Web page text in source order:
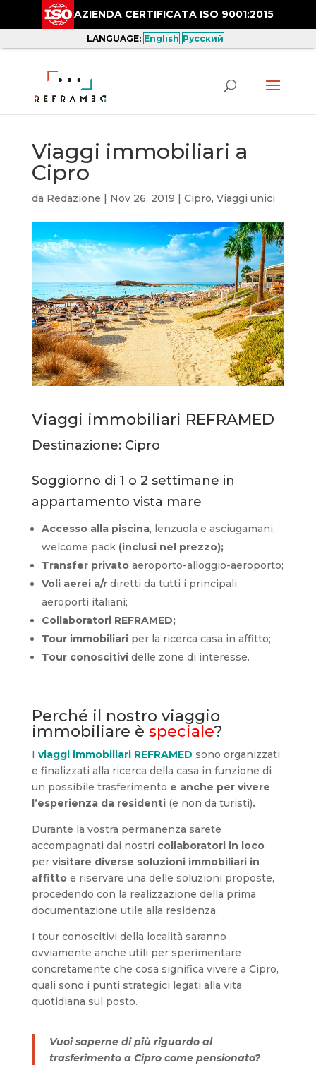
Viaggi immobiliari a
Cipro
da Redazione Nov 26, 2019 Cipro, Viaggi unici
Viaggi immobiliari REFRAMED
Destinazione: Cipro
Soggiorno di 1 o 2 settimane in
appartamento vista mare
Accesso alla piscina, lenzuola e asciugamani,
welcome pack (inclusi nel prezzo);
Transfer privatoaeroporto-alloggio-aeroporto;
Voli aerei a/rdiretti da tutti i principali
aeroporti italiani;
Collaboratori REFRAMED;
Tour immobiliariper la ricerca casa in affitto;
Tour conoscitividelle zone di interesse.
Perché il nostro viaggio
immobiliare è speciale?
I viaggi immobiliari REFRAMED sono organizzati
e finalizzati alla ricerca della casa in funzione di
un possibile trasferimento e anche per vivere
l’esperienza da residenti (e non da turisti).
Durante la vostra permanenza sarete
accompagnati dai nostri collaboratori in loco
per visitare diverse soluzioni immobiliari in
affittoe riservare una delle soluzioni proposte,
procedendo con la realizzazione della prima
documentazione utile alla residenza.
I tour conoscitivi della località saranno
ovviamente anche utili per sperimentare
concretamente che cosa significa vivere a Cipro,
quali sono i punti strategici legati alla vita
quotidiana sul posto.
Vuoi saperne di più riguardo al
trasferimento a Cipro come pensionato?
AZIENDA CERTIFICATA ISO 9001:2015
LANGUAGE: English Русский